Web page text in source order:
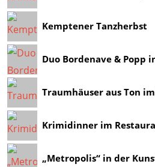
Kemptener Tanzherbst
Duo Bordenave & Popp
Traumhäuser aus Ton
Krimidinner im
„Metropolis“ in der